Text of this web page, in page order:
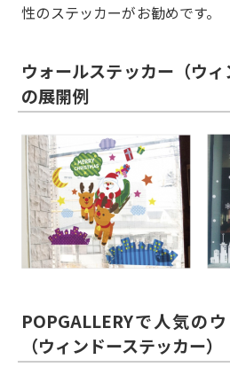
性のステッカーがお勧めです。
ウォールステッカー（ウィ
の展開例
POPGALLERYで人気の
（ウィンドーステッカー）